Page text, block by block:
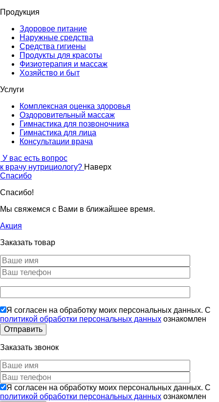
Продукция
Здоровое питание
Наружные средства
Средства гигиены
Продукты для красоты
Физиотерапия и массаж
Хозяйство и быт
Услуги
Комплексная оценка здоровья
Оздоровительный массаж
Гимнастика для позвоночника
Гимнастика для лица
Консультации врача
У вас есть вопрос
к врачу нутрициологу? Наверх
Спасибо
Спасибо!
Мы свяжемся с Вами в ближайшее время.
Акция
Заказать товар
Я согласен на обработку моих персональных данных. С
политикой обработки персональных данных ознакомлен
Заказать звонок
Я согласен на обработку моих персональных данных. С
политикой обработки персональных данных ознакомлен